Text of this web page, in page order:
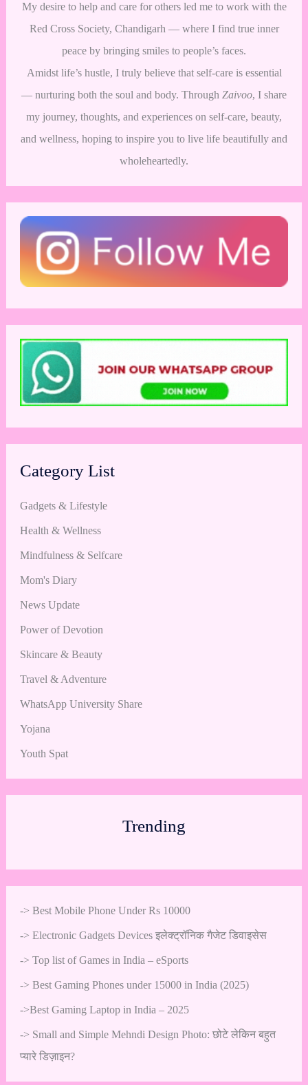
My desire to help and care for others led me to work with the
Red Cross Society, Chandigarh — where I find true inner
peace by bringing smiles to people’s faces.
Amidst life’s hustle, I truly believe that self-care is essential
— nurturing both the soul and body. Through Zaivoo, I share
my journey, thoughts, and experiences on self-care, beauty,
and wellness, hoping to inspire you to live life beautifully and
wholeheartedly.
Category List
Gadgets & Lifestyle
Health & Wellness
Mindfulness & Selfcare
Mom's Diary
News Update
Power of Devotion
Skincare & Beauty
Travel & Adventure
WhatsApp University Share
Yojana
Youth Spat
Trending
-> Best Mobile Phone Under Rs 10000
-> Electronic Gadgets Devices इलेक्ट्रॉनिक गैजेट डिवाइसेस
-> Top list of Games in India – eSports
-> Best Gaming Phones under 15000 in India (2025)
->Best Gaming Laptop in India – 2025
-> Small and Simple Mehndi Design Photo: छोटे लेकिन बहुत
प्यारे डिज़ाइन?